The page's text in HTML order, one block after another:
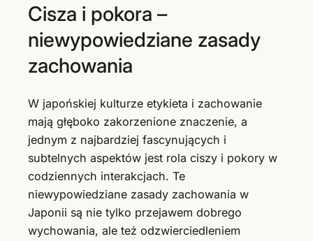
Cisza i pokora –
niewypowiedziane zasady
zachowania
W japońskiej kulturze etykieta i zachowanie
mają głęboko zakorzenione znaczenie, a
jednym z najbardziej fascynujących i
subtelnych aspektów jest rola ciszy i pokory w
codziennych interakcjach. Te
niewypowiedziane zasady zachowania w
Japonii są nie tylko przejawem dobrego
wychowania, ale też odzwierciedleniem